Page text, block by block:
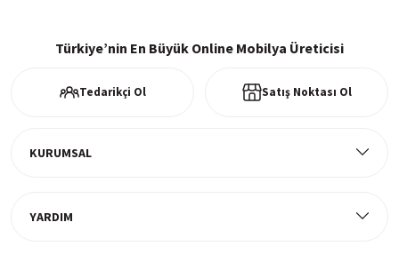
Türkiye’nin En Büyük Online Mobilya Üreticisi
Tedarikçi Ol Satış Noktası Ol
KURUMSAL
YARDIM